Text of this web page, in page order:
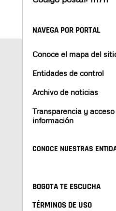
NAVEGA POR PORTAL
Conoce el mapa del
Entidades de control
Archivo de noticias
Transparencia y
información
CONOCE NUESTRAS
BOGOTA TE ESCUCHA
TÉRMINOS DE USO